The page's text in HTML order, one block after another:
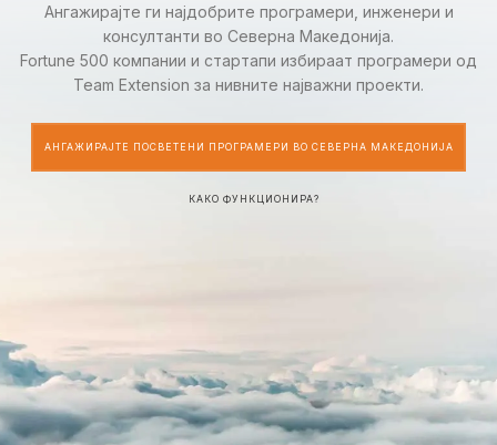
Ангажирајте ги најдобрите програмери, инженери и
консултанти во Северна Македонија.
Fortune 500 компании и стартапи избираат програмери од
Team Extension за нивните најважни проекти.
АНГАЖИРАЈТЕ ПОСВЕТЕНИ ПРОГРАМЕРИ ВО СЕВЕРНА МАКЕДОНИЈА
КАКО ФУНКЦИОНИРА?